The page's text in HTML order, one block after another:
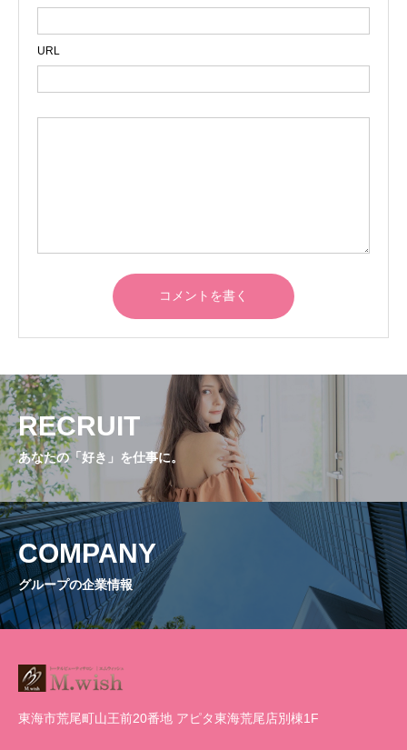
URL
RECRUIT
あなたの「好き」を仕事に。
COMPANY
グループの企業情報
東海市荒尾町山王前20番地 アピタ東海荒尾店別棟1F